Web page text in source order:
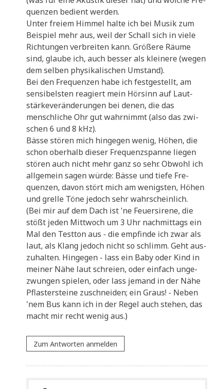
quen­zen bedient werden.
Unter frei­em Him­mel hal­te ich bei Musik zum
Bei­spiel mehr aus, weil der Schall sich in vie­le
Rich­tun­gen ver­brei­ten kann. Grö­ße­re Räu­me
sind, glau­be ich, auch bes­ser als klei­ne­re (wegen
dem sel­ben phy­si­ka­li­schen Umstand).
Bei den Fre­quen­zen habe ich fest­ge­stellt, am
sen­si­bel­sten reagiert mein Hör­sinn auf Laut­
stär­ke­ver­än­de­run­gen bei denen, die das
mensch­li­che Ohr gut wahr­nimmt (also das zwi­
schen 6 und 8 kHz).
Bäs­se stö­ren mich hin­ge­gen wenig, Höhen, die
schon ober­halb die­ser Fre­quenz­span­ne lie­gen
stö­ren auch nicht mehr ganz so sehr. Obwohl ich
all­ge­mein sagen wür­de: Bäs­se und tie­fe Fre­
quen­zen, davon stört mich am wenig­sten, Höhen
und grel­le Töne jedoch sehr wahrscheinlich.
(Bei mir auf dem Dach ist 'ne Feu­er­si­re­ne, die
stößt jeden Mitt­woch um 3 Uhr nach­mit­tags ein
Mal den Test­ton aus - die emp­fin­de ich zwar als
laut, als Klang jedoch nicht so schlimm. Geht aus­
zu­hal­ten. Hin­ge­gen - lass ein Baby oder Kind in
mei­ner Nähe laut schrei­en, oder ein­fach unge­
zwun­gen spie­len, oder lass jemand in der Nähe
Pfla­ster­stei­ne zuschnei­den; ein Graus! - Neben
'nem Bus kann ich in der Regel auch ste­hen, das
macht mir recht wenig aus.)
Zum Antworten anmelden